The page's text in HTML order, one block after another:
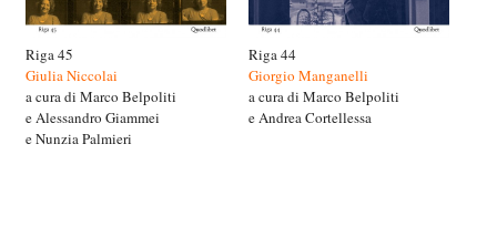
Riga 45
Giulia Niccolai
a cura di Marco Belpoliti
e Alessandro Giammei
e Nunzia Palmieri
Riga 44
Giorgio Manganelli
a cura di Marco Belpoliti
e Andrea Cortellessa